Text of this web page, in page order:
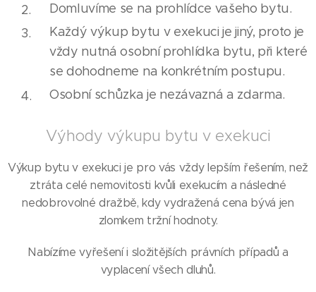
Domluvíme se na prohlídce vašeho bytu.
Každý výkup bytu v exekuci je jiný, proto je
vždy nutná osobní prohlídka bytu, při které
se dohodneme na konkrétním postupu.
Osobní schůzka je nezávazná a zdarma.
Výhody výkupu bytu v exekuci
Výkup bytu v exekuci je pro vás vždy lepším řešením, než
ztráta celé nemovitosti kvůli exekucím a následné
nedobrovolné dražbě, kdy vydražená cena bývá jen
zlomkem tržní hodnoty.
Nabízíme vyřešení i složitějších právních případů a
vyplacení všech dluhů.